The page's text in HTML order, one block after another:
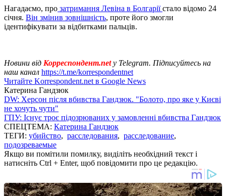
Нагадаємо, про затримання Левіна в Болгаріїстало відомо 24
січня. Він змінив зовнішність, проте його змогли
ідентифікувати за відбитками пальців.
Новини від Корреспондент.net у Telegram. Підписуйтесь на
наш канал https://t.me/korrespondentnet
Читайте Korrespondent.net в Google News
Катерина Гандзюк
DW: Херсон після вбивства Гандзюк. "Болото, про яке у Києві
не хочуть чути"
ГПУ: Існує троє підозрюваних у замовленні вбивства Гандзюк
СПЕЦТЕМА: Катерина Гандзюк
ТЕГИ: убийство, расследования, расследование,
подозреваемые
Якщо ви помітили помилку, виділіть необхідний текст і
натисніть Ctrl + Enter, щоб повідомити про це редакцію.